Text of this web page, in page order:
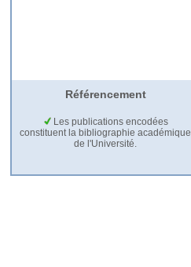
Référencement
Les publications encodées
constituent la bibliographie académique
de l'Université.